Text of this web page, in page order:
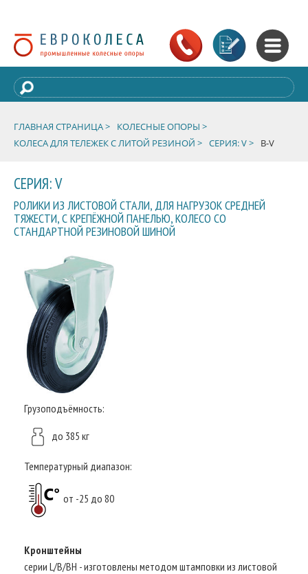
ГЛАВНАЯ СТРАНИЦА >
КОЛЕСНЫЕ ОПОРЫ >
КОЛЕСА ДЛЯ ТЕЛЕЖЕК С ЛИТОЙ РЕЗИНОЙ > СЕРИЯ: V > B-V
СЕРИЯ: V
РОЛИКИ ИЗ ЛИСТОВОЙ СТАЛИ, ДЛЯ НАГРУЗОК СРЕДНЕЙ
ТЯЖЕСТИ, С КРЕПЁЖНОЙ ПАНЕЛЬЮ, КОЛЕСО СО
СТАНДАРТНОЙ РЕЗИНОВОЙ ШИНОЙ
Грузоподъёмность:
до 385 кг
Температурный диапазон:
от -25 до 80
Кронштейны
серии L/B/BH - изготовлены методом штамповки из листовой